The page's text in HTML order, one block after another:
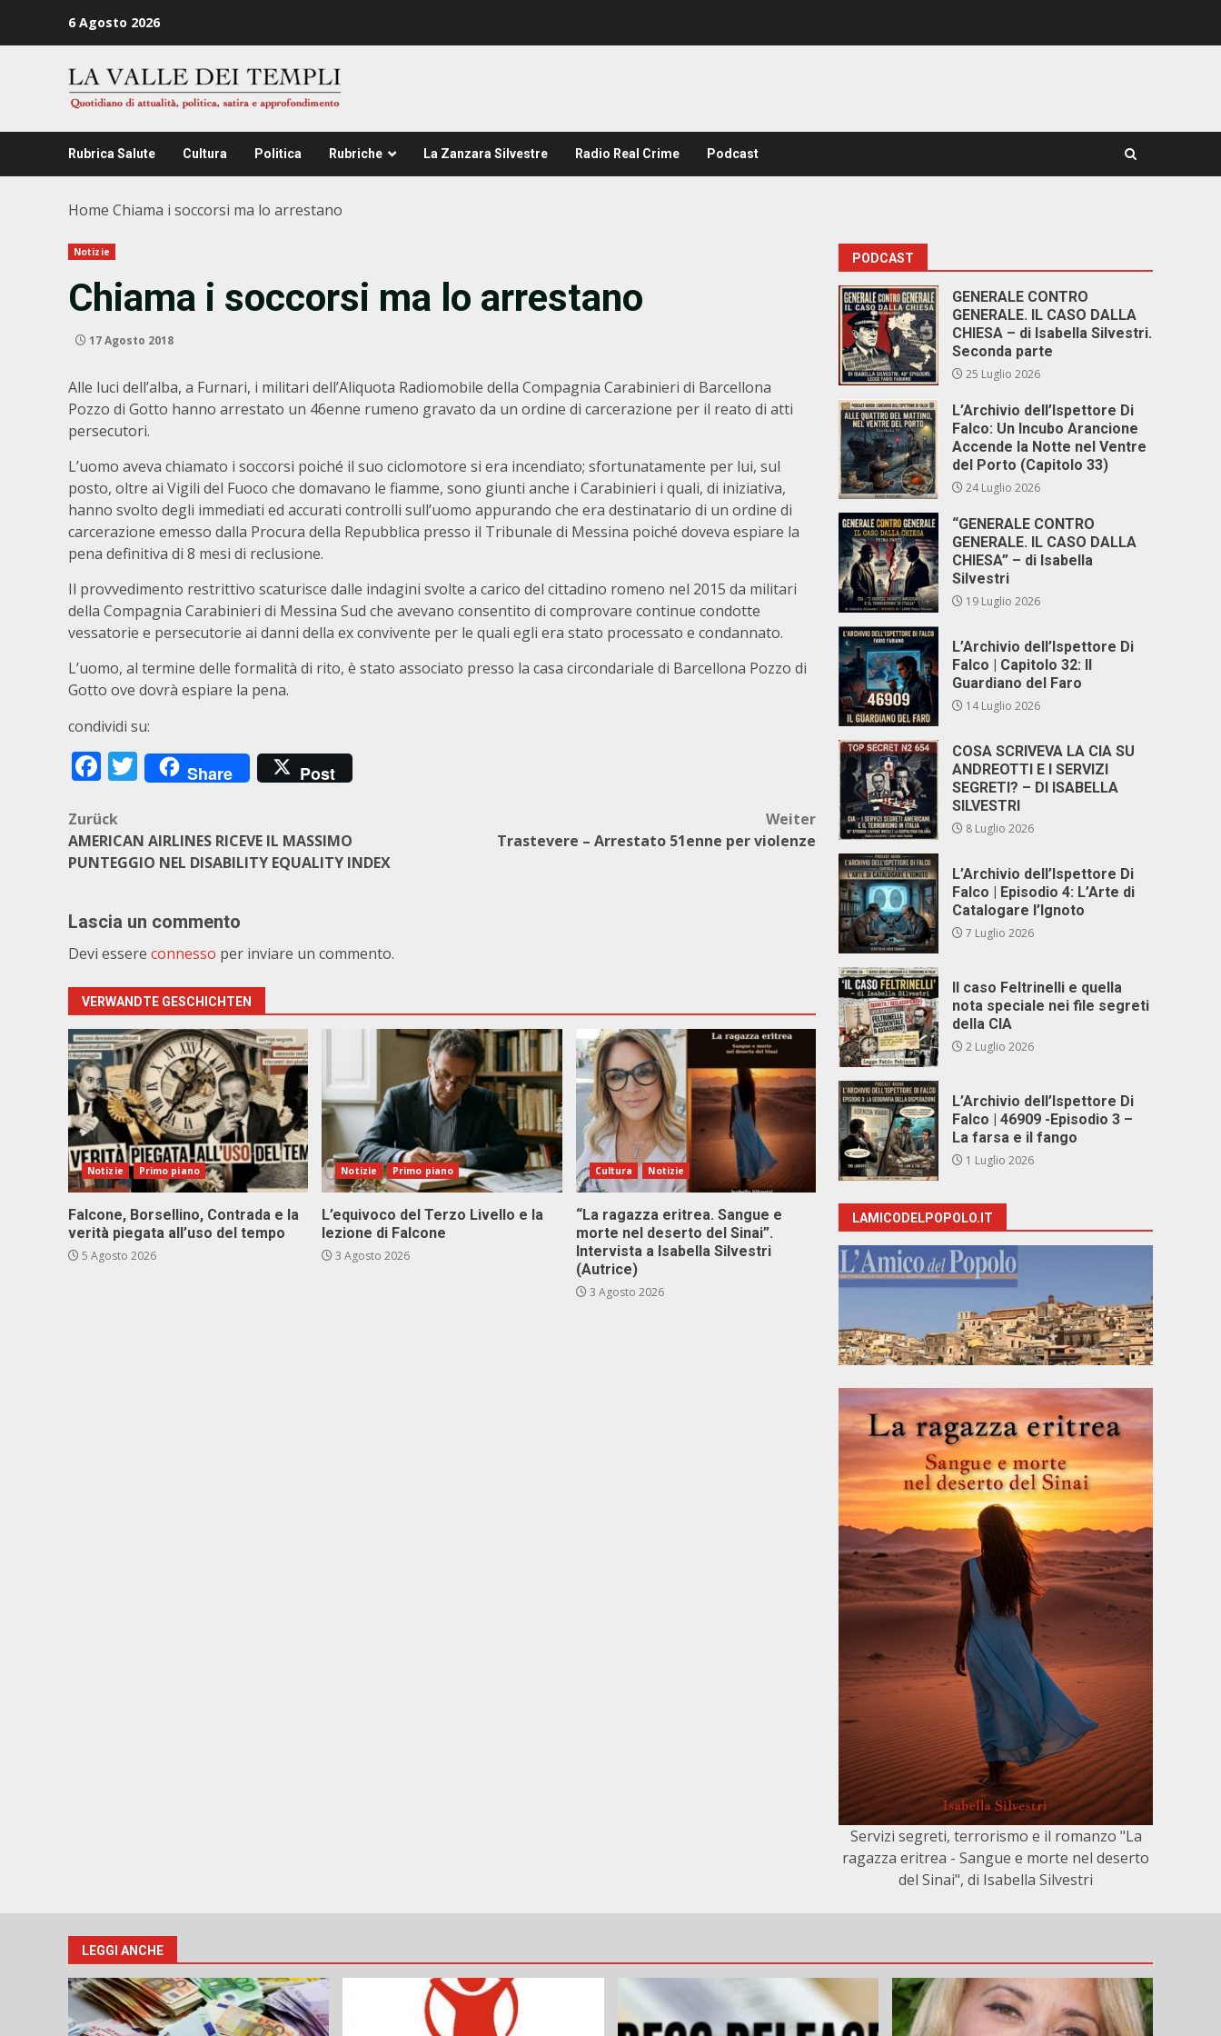
6 Agosto 2026
Rubrica Salute Cultura Politica Rubriche La Zanzara Silvestre Radio Real Crime Podcast
Home Chiama i soccorsi ma lo arrestano
Notizie
Chiama i soccorsi ma lo arrestano
17 Agosto 2018
Alle luci dell’alba, a Furnari, i militari dell’Aliquota Radiomobile della Compagnia Carabinieri di Barcellona
Pozzo di Gotto hanno arrestato un 46enne rumeno gravato da un ordine di carcerazione per il reato di atti
persecutori.
L’uomo aveva chiamato i soccorsi poiché il suo ciclomotore si era incendiato; sfortunatamente per lui, sul
posto, oltre ai Vigili del Fuoco che domavano le fiamme, sono giunti anche i Carabinieri i quali, di iniziativa,
hanno svolto degli immediati ed accurati controlli sull’uomo appurando che era destinatario di un ordine di
carcerazione emesso dalla Procura della Repubblica presso il Tribunale di Messina poiché doveva espiare la
pena definitiva di 8 mesi di reclusione.
Il provvedimento restrittivo scaturisce dalle indagini svolte a carico del cittadino romeno nel 2015 da militari
della Compagnia Carabinieri di Messina Sud che avevano consentito di comprovare continue condotte
vessatorie e persecutorie ai danni della ex convivente per le quali egli era stato processato e condannato.
L’uomo, al termine delle formalità di rito, è stato associato presso la casa circondariale di Barcellona Pozzo di
Gotto ove dovrà espiare la pena.
condividi su:
Facebook
Twitter
Share Post
Beitragsnavigation
Zurück
AMERICAN AIRLINES RICEVE IL MASSIMO
PUNTEGGIO NEL DISABILITY EQUALITY INDEX
Weiter
Trastevere – Arrestato 51enne per violenze
Lascia un commento
Devi essere connesso per inviare un commento.
VERWANDTE GESCHICHTEN
Notizie Primo piano
Falcone, Borsellino, Contrada e la
verità piegata all’uso del tempo
5 Agosto 2026
Notizie Primo piano
L’equivoco del Terzo Livello e la
lezione di Falcone
3 Agosto 2026
Cultura Notizie
“La ragazza eritrea. Sangue e
morte nel deserto del Sinai”.
Intervista a Isabella Silvestri
(Autrice)
3 Agosto 2026
PODCAST
GENERALE CONTRO
GENERALE. IL CASO DALLA
CHIESA – di Isabella Silvestri.
Seconda parte
25 Luglio 2026
L’Archivio dell’Ispettore Di
Falco: Un Incubo Arancione
Accende la Notte nel Ventre
del Porto (Capitolo 33)
24 Luglio 2026
“GENERALE CONTRO
GENERALE. IL CASO DALLA
CHIESA” – di Isabella
Silvestri
19 Luglio 2026
L’Archivio dell’Ispettore Di
Falco | Capitolo 32: Il
Guardiano del Faro
14 Luglio 2026
COSA SCRIVEVA LA CIA SU
ANDREOTTI E I SERVIZI
SEGRETI? – DI ISABELLA
SILVESTRI
8 Luglio 2026
L’Archivio dell’Ispettore Di
Falco | Episodio 4: L’Arte di
Catalogare l’Ignoto
7 Luglio 2026
Il caso Feltrinelli e quella
nota speciale nei file segreti
della CIA
2 Luglio 2026
L’Archivio dell’Ispettore Di
Falco | 46909 -Episodio 3 –
La farsa e il fango
1 Luglio 2026
LAMICODELPOPOLO.IT
Servizi segreti, terrorismo e il romanzo "La
ragazza eritrea - Sangue e morte nel deserto
del Sinai", di Isabella Silvestri
LEGGI ANCHE